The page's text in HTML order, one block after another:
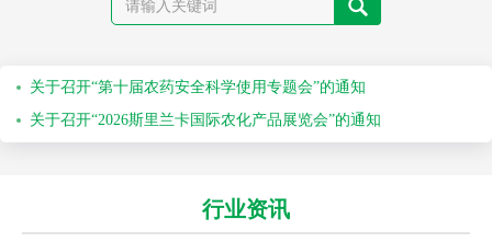
关于申报绿色高质量农药产品的通知
关于召开“第十届农药安全科学使用专题会”的通知
关于召开“2026斯里兰卡国际农化产品展览会”的通知
行业资讯